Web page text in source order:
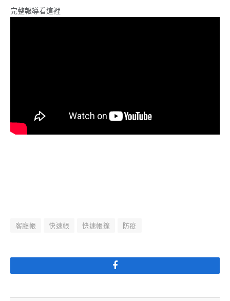
完整報導看這裡
客廳帳 快速帳 快速帳篷 防疫
Facebook